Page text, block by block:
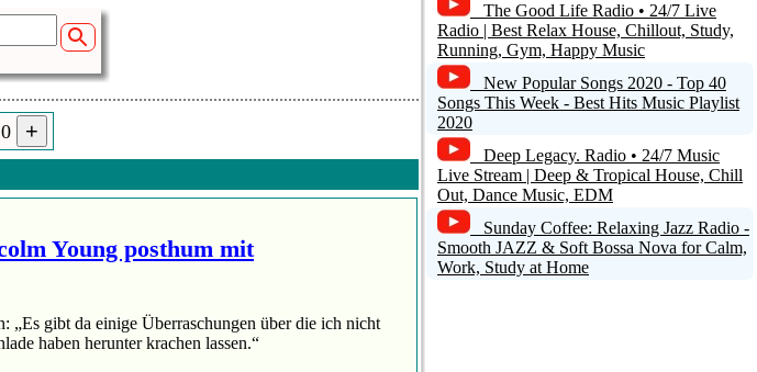
0
Young posthum mit
„Es gibt da einige Überraschungen über die ich nicht
haben herunter krachen lassen.“
The Good Life Radio • 24/7 Live
Radio | Best Relax House, Chillout, Study,
Running, Gym, Happy Music
New Popular Songs 2020 - Top 40
Songs This Week - Best Hits Music Playlist
2020
Deep Legacy. Radio • 24/7 Music
Live Stream | Deep & Tropical House, Chill
Out, Dance Music, EDM
Sunday Coffee: Relaxing Jazz Radio -
Smooth JAZZ & Soft Bossa Nova for Calm,
Work, Study at Home